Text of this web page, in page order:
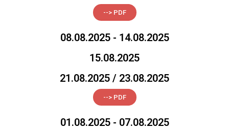
--> PDF
08.08.2025 - 14.08.2025
15.08.2025
21.08.2025 / 23.08.2025
--> PDF
01.08.2025 - 07.08.2025